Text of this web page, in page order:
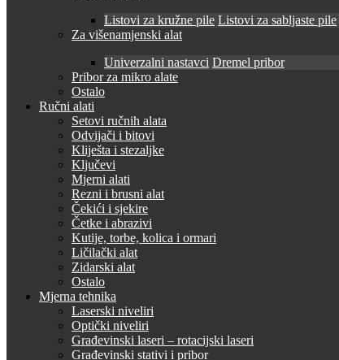
Listovi za kružne pile Listovi za sabljaste pile
Za višenamjenski alat
Univerzalni nastavci Dremel pribor
Pribor za mikro alate
Ostalo
Ručni alati
Setovi ručnih alata
Odvijači i bitovi
Kliješta i stezaljke
Ključevi
Mjerni alati
Rezni i brusni alat
Čekići i sjekire
Četke i abrazivi
Kutije, torbe, kolica i ormari
Ličilački alat
Zidarski alat
Ostalo
Mjerna tehnika
Laserski niveliri
Optički niveliri
Građevinski laseri – rotacijski laseri
Građevinski stativi i pribor